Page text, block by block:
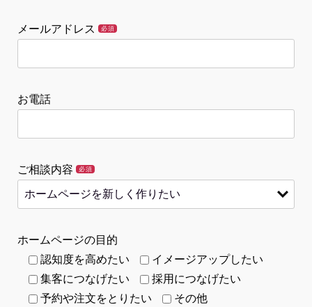
メールアドレス 必須
お電話
ご相談内容 必須
ホームページの目的
認知度を高めたい
イメージアップしたい
集客につなげたい
採用につなげたい
予約や注文をとりたい
その他